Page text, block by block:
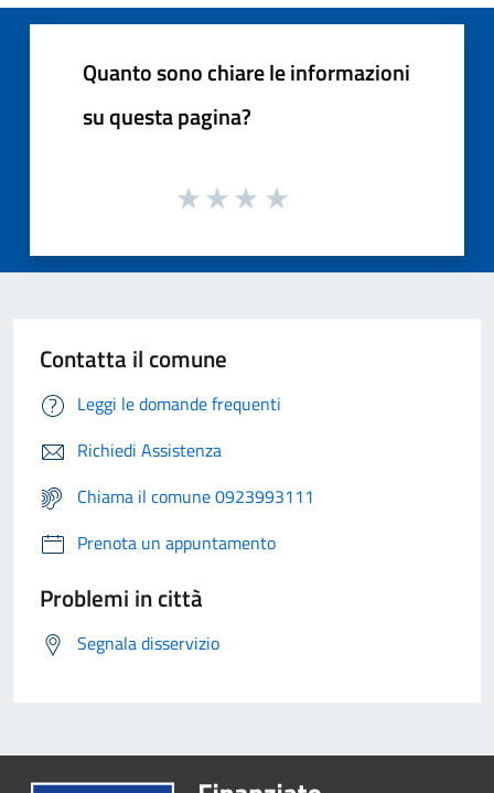
Quanto sono chiare le informazioni
su questa pagina?
Contatta il comune
Leggi le domande frequenti
Richiedi Assistenza
Chiama il comune 0923993111
Prenota un appuntamento
Problemi in città
Segnala disservizio